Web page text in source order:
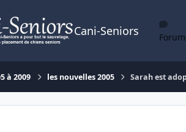
Cani-Seniors
à 2009 les nouvelles 2005 Sarah est